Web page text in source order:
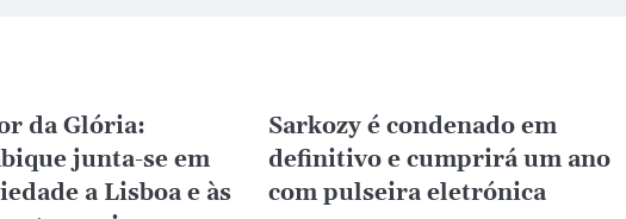
da Glória:
junta-se em
a Lisboa e às
Sarkozy é condenado em
definitivo e cumprirá um ano
com pulseira eletrónica